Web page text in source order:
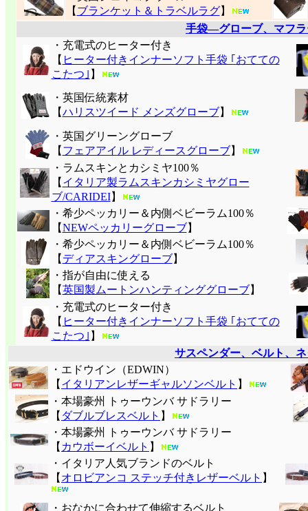
【 ブランケット＆トラベルラグ】
手袋―グローブ、マフ
・充電式のヒーター付き
【 ヒーター付きインナーソフト手袋 ｢おてての
こたつ｣ 】
・英国伝統素材
【ハリスツイード メンズグローブ】
・英国グリーングローブ
【 フェアアイル レディースグローブ】
・ラムスキンとカシミヤ100％
【 イタリア製ラムスキンカシミヤグロー
ブ/CARIDEI】
・希少ペッカリー＆内側ベビーラム100％
【NEWペッカリーグローブ】
・希少ペッカリー＆内側ベビーラム100％
【 ディアスキングローブ】
・指が自由に使える
【英国製ムートンハンティンググローブ】
・充電式のヒーター付き
【 ヒーター付きインナーソフト手袋 ｢おてての
こたつ｣ 】
サスペンダー、ベルト、
・エドウイン（EDWIN）
【 イタリアンレザーギャルソンベルト 】
・本場豪州 トゥーウンバ サドラリー
【 ダブルブレスベルト 】
・本場豪州 トゥーウンバ サドラリー
【 カウボーイベルト 】
・イタリア人気ブランドのベルト
【 オロビアンコ ステッチ付きレザーベルト 】
・おなかに合わせて伸縮するベルト